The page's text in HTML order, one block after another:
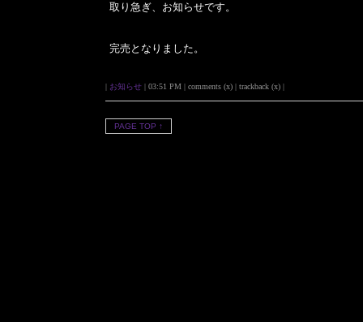
取り急ぎ、お知らせです。
完売となりました。
| お知らせ | 03:51 PM | comments (x) | trackback (x) |
PAGE TOP ↑